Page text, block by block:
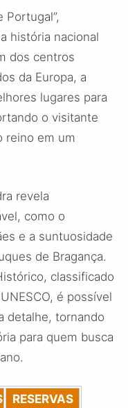
Portugal”,
história nacional
dos centros
da Europa, a
lugares para
o visitante
reino em um
revela
como o
e a suntuosidade
de Bragança.
classificado
é possível
detalhe, tornando
para quem busca
RESERVAS